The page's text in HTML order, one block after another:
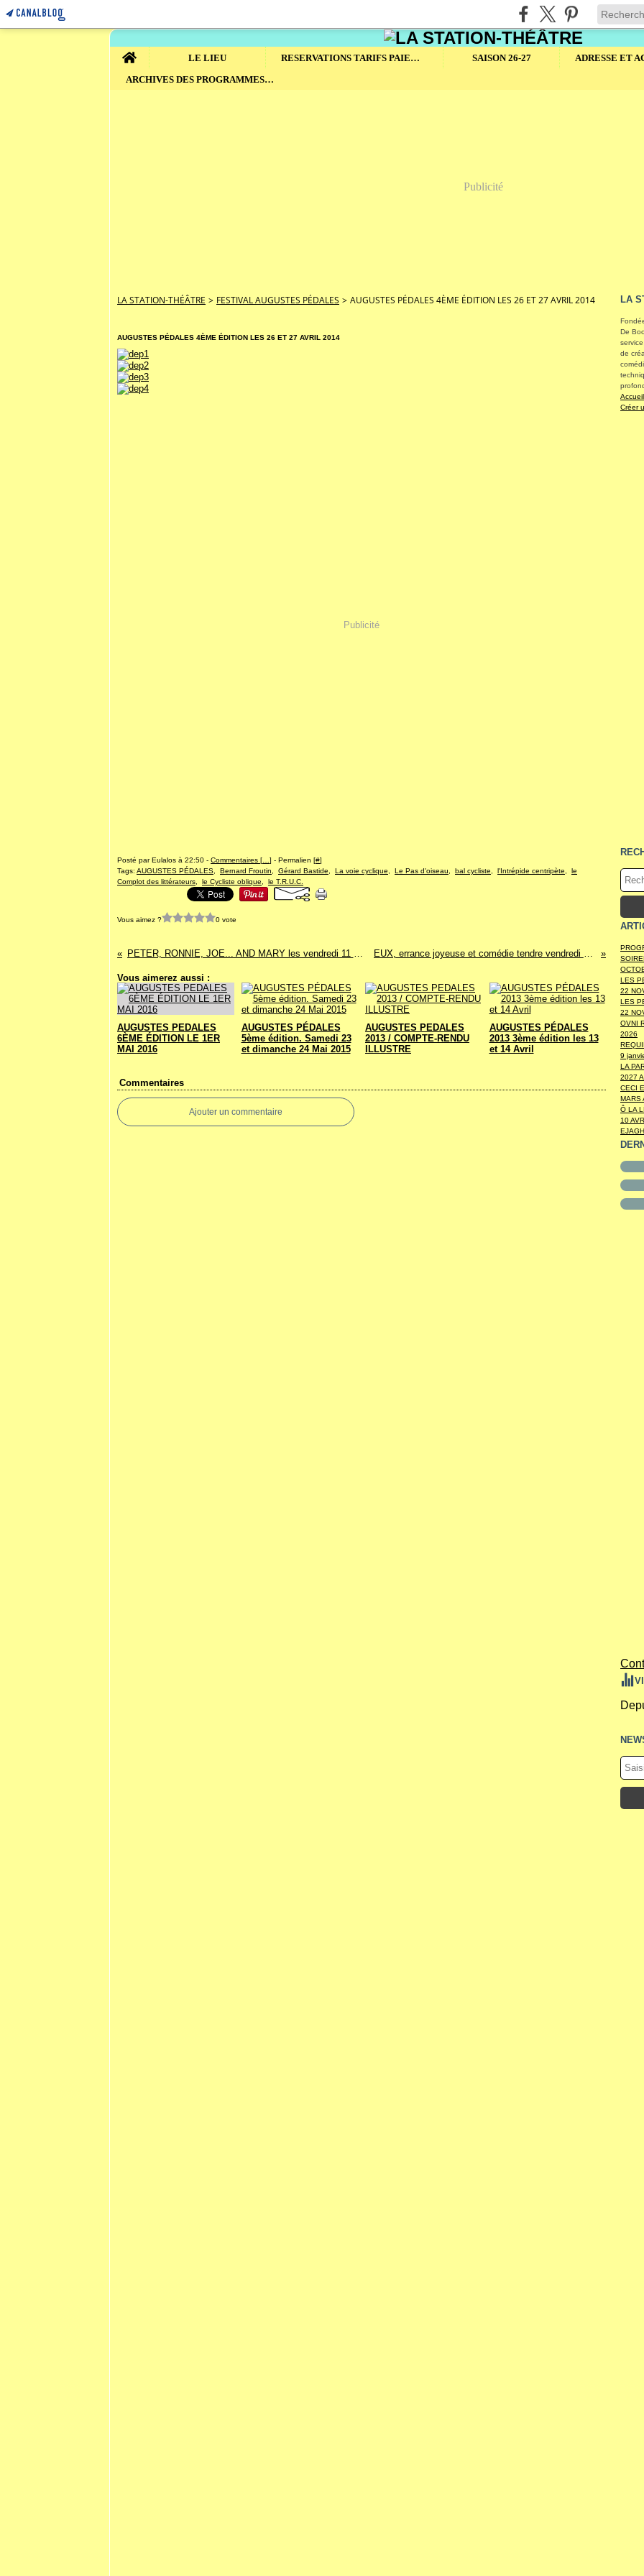
Home
LE LIEU RESERVATIONS TARIFS PAIEMENTS SAISON 26-27
ARCHIVES DES PROGRAMMES DE SAISON
Publicité
LA STATION-THÉÂTRE > FESTIVAL AUGUSTES PÉDALES > AUGUSTES PÉDALES 4ÈME ÉDITION LES 26 ET 27 AVRIL 2014
AUGUSTES PÉDALES 4ÈME ÉDITION LES 26 ET 27 AVRIL 2014
Publicité
Posté par Eulalos à 22:50 - Commentaires [ ] - Permalien [#]
Tags: AUGUSTES PÉDALES Bernard Froutin Gérard Bastide La voie cyclique Le Pas d'oiseau bal cycliste l'Intrépide centripète
le
Complot des littérateurs
le Cycliste oblique le T.R.U.C.
Vous aimez ? 0 vote
PETER, RONNIE, JOE... AND MARY les vendredi 11 et samedi 12 Avril à 20H30 EUX, errance joyeuse et comédie tendre vendredi 16 et samedi 17 Mai 2014
Vous aimerez aussi :
AUGUSTES PEDALES
6ÈME ÉDITION LE 1ER
MAI 2016
AUGUSTES PÉDALES
5ème édition. Samedi 23
et dimanche 24 Mai 2015
AUGUSTES PEDALES
2013 / COMPTE-RENDU
ILLUSTRE
AUGUSTES PÉDALES
2013 3ème édition les 13
et 14 Avril
Commentaires
Ajouter un commentaire
LA
De
de
Créer
LES
22
LES
22
OVNI
2026
9
LA
2027
CECI
MARS
Ô LA
10